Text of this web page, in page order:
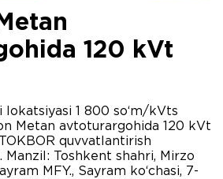
120 kVt
lokatsiyasi 1 800 so‘m/kVts
Metan avtoturargohida 120 kVt
quvvatlantirish
Manzil: Toshkent shahri, Mirzo
MFY., Sayram ko‘chasi, 7-